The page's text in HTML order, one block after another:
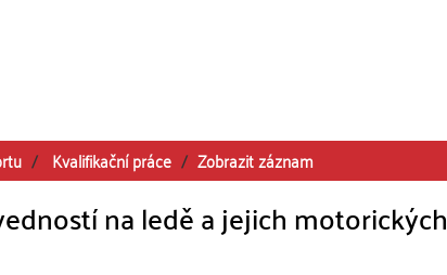
Kvalifikační práce Zobrazit záznam
na ledě a jejich motorických